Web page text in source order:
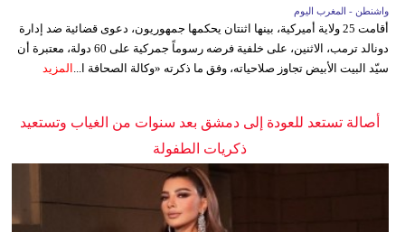
واشنطن - المغرب اليوم
أقامت 25 ولاية أميركية، بينها اثنتان يحكمها جمهوريون، دعوى قضائية ضد إدارة
دونالد ترمب، الاثنين، على خلفية فرضه رسوماً جمركية على 60 دولة، معتبرة أن
سيّد البيت الأبيض تجاوز صلاحياته، وفق ما ذكرته «وكالة الصحافة ا...
المزيد
أصالة تستعد للعودة إلى دمشق بعد سنوات من الغياب وتستعيد
ذكريات الطفولة